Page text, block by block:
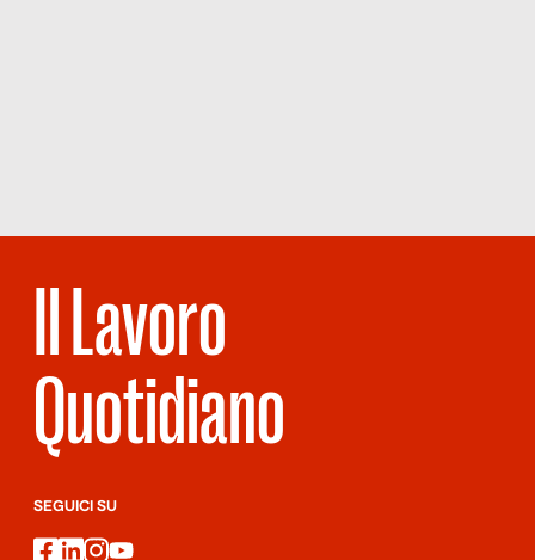
Il Lavoro
Quotidiano
SEGUICI SU
facebook
linkedin
instagram
youtube